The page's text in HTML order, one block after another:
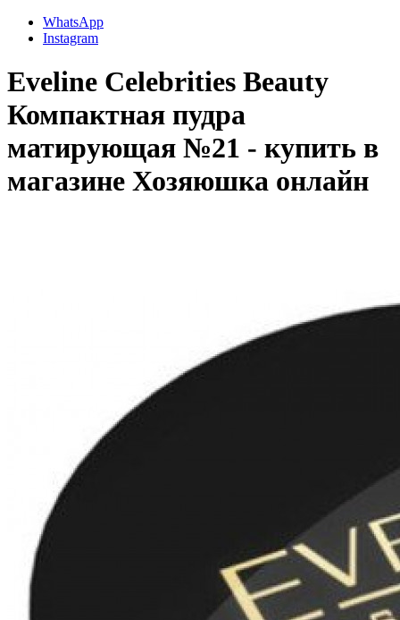
WhatsApp
Instagram
Eveline Celebrities Beauty
Компактная пудра
матирующая №21 - купить в
магазине Хозяюшка онлайн